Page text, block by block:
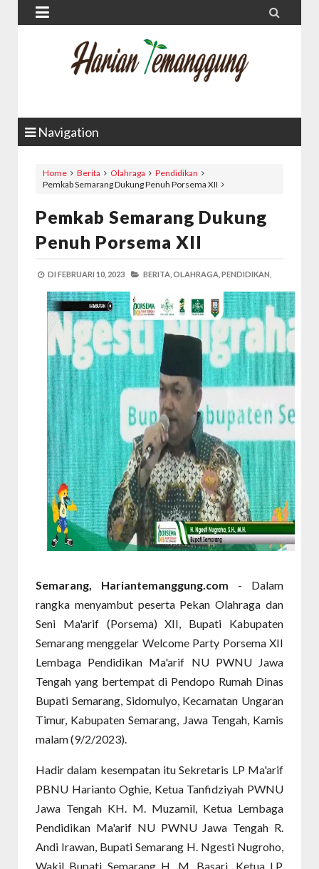
 
Navigation
Home Berita Olahraga
Pendidikan
Pemkab Semarang Dukung Penuh Porsema XII
Pemkab Semarang Dukung
Penuh Porsema XII
DI FEBRUARI 10, 2023 BERITA, OLAHRAGA, PENDIDIKAN,
Semarang, Hariantemanggung.com - Dalam
rangka menyambut peserta Pekan Olahraga dan
Seni Ma'arif (Porsema) XII, Bupati Kabupaten
Semarang menggelar Welcome Party Porsema XII
Lembaga Pendidikan Ma'arif NU PWNU Jawa
Tengah yang bertempat di Pendopo Rumah Dinas
Bupati Semarang, Sidomulyo, Kecamatan Ungaran
Timur, Kabupaten Semarang, Jawa Tengah, Kamis
malam (9/2/2023).
Hadir dalam kesempatan itu Sekretaris LP Ma'arif
PBNU Harianto Oghie, Ketua Tanfidziyah PWNU
Jawa Tengah KH. M. Muzamil, Ketua Lembaga
Pendidikan Ma'arif NU PWNU Jawa Tengah R.
Andi Irawan, Bupati Semarang H. Ngesti Nugroho,
Wakil Bupati Semarang H. M. Basari, Ketua LP.